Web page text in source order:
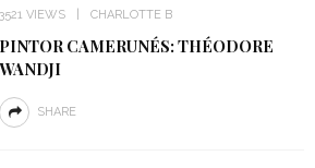
3521 VIEWS CHARLOTTE B
PINTOR CAMERUNÉS: THÉODORE
WANDJI
SHARE